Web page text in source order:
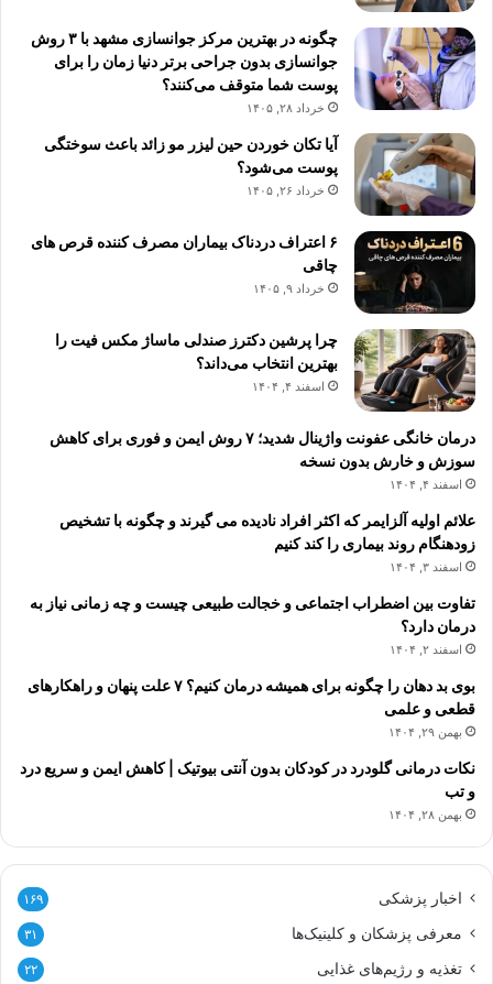
چگونه در بهترین مرکز جوانسازی مشهد با ۳ روش
جوانسازی بدون جراحی برتر دنیا زمان را برای
پوست شما متوقف می‌کنند؟
خرداد ۲۸, ۱۴۰۵
آیا تکان خوردن حین لیزر مو زائد باعث سوختگی
پوست می‌شود؟
خرداد ۲۶, ۱۴۰۵
۶ اعتراف دردناک بیماران مصرف کننده قرص های
چاقی
خرداد ۹, ۱۴۰۵
چرا پرشین دکترز صندلی ماساژ مکس فیت را
بهترین انتخاب می‌داند؟
اسفند ۴, ۱۴۰۴
درمان خانگی عفونت واژینال شدید؛ ۷ روش ایمن و فوری برای کاهش
سوزش و خارش بدون نسخه
اسفند ۴, ۱۴۰۴
علائم اولیه آلزایمر که اکثر افراد نادیده می گیرند و چگونه با تشخیص
زودهنگام روند بیماری را کند کنیم
اسفند ۳, ۱۴۰۴
تفاوت بین اضطراب اجتماعی و خجالت طبیعی چیست و چه زمانی نیاز به
درمان دارد؟
اسفند ۲, ۱۴۰۴
بوی بد دهان را چگونه برای همیشه درمان کنیم؟ ۷ علت پنهان و راهکارهای
قطعی و علمی
بهمن ۲۹, ۱۴۰۴
نکات درمانی گلودرد در کودکان بدون آنتی بیوتیک | کاهش ایمن و سریع درد
و تب
بهمن ۲۸, ۱۴۰۴
اخبار پزشکی ۱۶۹
معرفی پزشکان و کلینیک‌ها ۳۱
تغذیه و رژیم‌های غذایی ۲۲